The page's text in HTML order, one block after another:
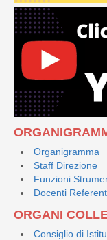
Organigramma
Staff Direzione
Funzioni
Docenti
ORGANI
Consiglio di